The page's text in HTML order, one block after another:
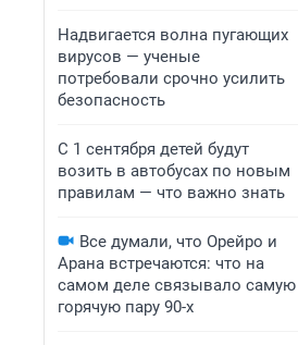
Надвигается волна пугающих
вирусов — ученые
потребовали срочно усилить
безопасность
С 1 сентября детей будут
возить в автобусах по новым
правилам — что важно знать
Все думали, что Орейро и
Арана встречаются: что на
самом деле связывало самую
горячую пару 90-х